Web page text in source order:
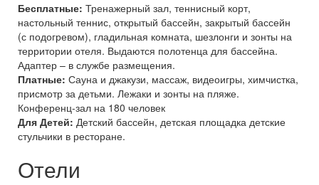
Бесплатные: Тренажерный зал, теннисный корт,
настольный теннис, открытый бассейн, закрытый бассейн
(с подогревом), гладильная комната, шезлонги и зонты на
территории отеля. Выдаются полотенца для бассейна.
Адаптер – в службе размещения.
Платные: Сауна и джакузи, массаж, видеоигры, химчистка,
присмотр за детьми. Лежаки и зонты на пляже.
Конференц-зал на 180 человек
Для Детей: Детский бассейн, детская площадка детские
стульчики в ресторане.
Отели